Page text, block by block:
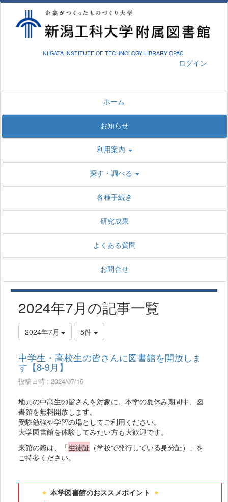
NIIGATA INSTITUTE OF TECHNOLOGY LIBRARY OPAC
ログイン
ホーム
お知らせ
利用案内
探す・調べる
各種手続き
研究成果
よくある質問
お問合せ
2024年7月の記事一覧
2024年7月 5件
中学生・高校生の皆さんに図書館を開放しま
す【8-9月】
投稿日時 : 2024/07/16
地元の中高生の皆さんを対象に、本学の夏休み期間中、図
書館を無料開放します。
受験勉強や学習の場としてご利用ください。
大学図書館を体験してみたい方も大歓迎です。
来館の際は、「生徒証 （学校で発行している身分証）」を
ご持参ください。
本学図書館のおススメポイント